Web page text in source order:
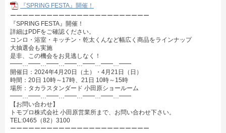
『SPRING FESTA』開催！
ーーーーーーーーーーーーーーーーーーーーーーー
『SPRING FESTA』開催！
詳細はPDFをご確認ください。
コンロ・浴室・キッチン・乾太くんなど幅広く商品をラインナップ
大抽選会も実施
是非、この機会をお見逃しなく！
━━…━━…━━…━━…━━…━━…━━
開催日：2024年4月20日（土）・4月21日（日）
時間：20日 10時～17時、21日 10時～15時
場所：タカラスタンダード 小田原ショールーム
━━…━━…━━…━━…━━…━━…━━
【お問い合わせ】
トモプロ株式会社 小田原営業所まで、お問い合わせ下さい。
TEL:0465（82）3100
ーーーーーーーーーーーーーーーーーーーーーーー